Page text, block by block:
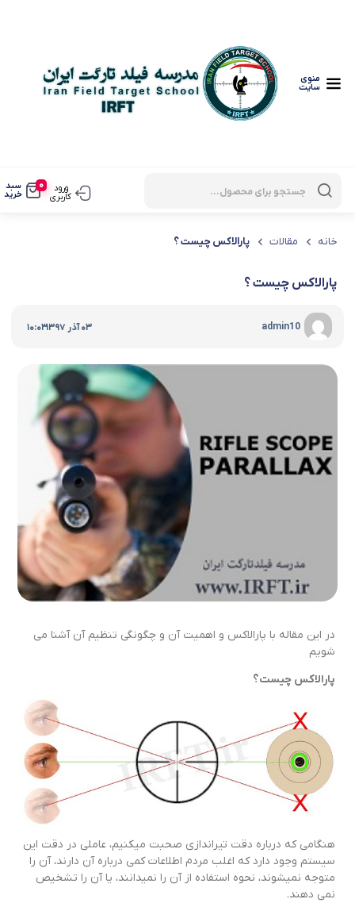
منوی
سایت
ورود
کاربری
0 سبد
خرید
خانه مقالات پارالاکس چیست ؟
پارالاکس چیست ؟
admin10 03 آذر 1397 |
10:03
در این مقاله با پارالاکس و اهمیت آن و چگونگی تنظیم آن آشنا می
شویم
پارالاکس چیست؟
هنگامی که درباره دقت تیراندازی صحبت می­کنیم، عاملی در دقت این
سیستم وجود دارد که اغلب مردم اطلاعات کمی درباره آن دارند، آن را
متوجه نمی­شوند، نحوه استفاده از آن را نمی­دانند، یا آن را تشخیص
نمی دهند.